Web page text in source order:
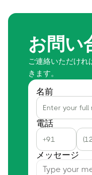
お問い
ご連絡いただけれ
きます。
名前
電話
メッセージ